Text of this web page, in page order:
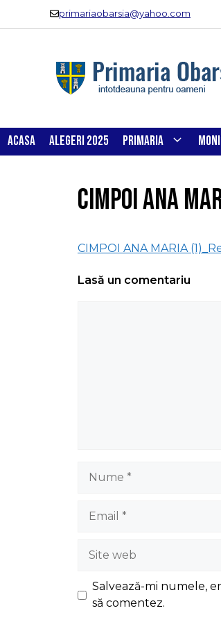
primariaobarsia@yahoo.com
ACASA ALEGERI 2025 PRIMARIA
CIMPOI ANA
CIMPOI ANA MARIA
Lasă un comentariu
Site
web
Salvează-mi numele,
să comentez.